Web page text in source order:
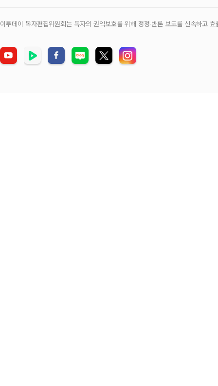
이투데이 독자편집위원회는 독자의 권익보호를 위해 정정‧반론 보도를 신속하고